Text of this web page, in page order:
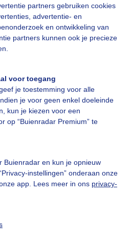
partners gebruiken cookies
advertentie- en
en ontwikkeling van
partners kunnen ook je precieze
voor toegang
je toestemming voor alle
je voor geen enkel doeleinde
kun je kiezen voor een
op “Buienradar Premium” te
Buienradar en kun je opnieuw
instellingen” onderaan onze
app. Lees meer in ons privacy-